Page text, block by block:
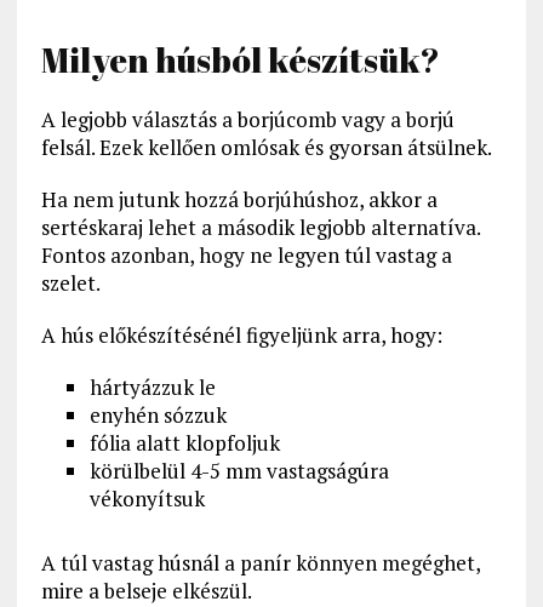
Milyen húsból készítsük?
A legjobb választás a borjúcomb vagy a borjú
felsál. Ezek kellően omlósak és gyorsan átsülnek.
Ha nem jutunk hozzá borjúhúshoz, akkor a
sertéskaraj lehet a második legjobb alternatíva.
Fontos azonban, hogy ne legyen túl vastag a
szelet.
A hús előkészítésénél figyeljünk arra, hogy:
hártyázzuk le
enyhén sózzuk
fólia alatt klopfoljuk
körülbelül 4-5 mm vastagságúra
vékonyítsuk
A túl vastag húsnál a panír könnyen megéghet,
mire a belseje elkészül.